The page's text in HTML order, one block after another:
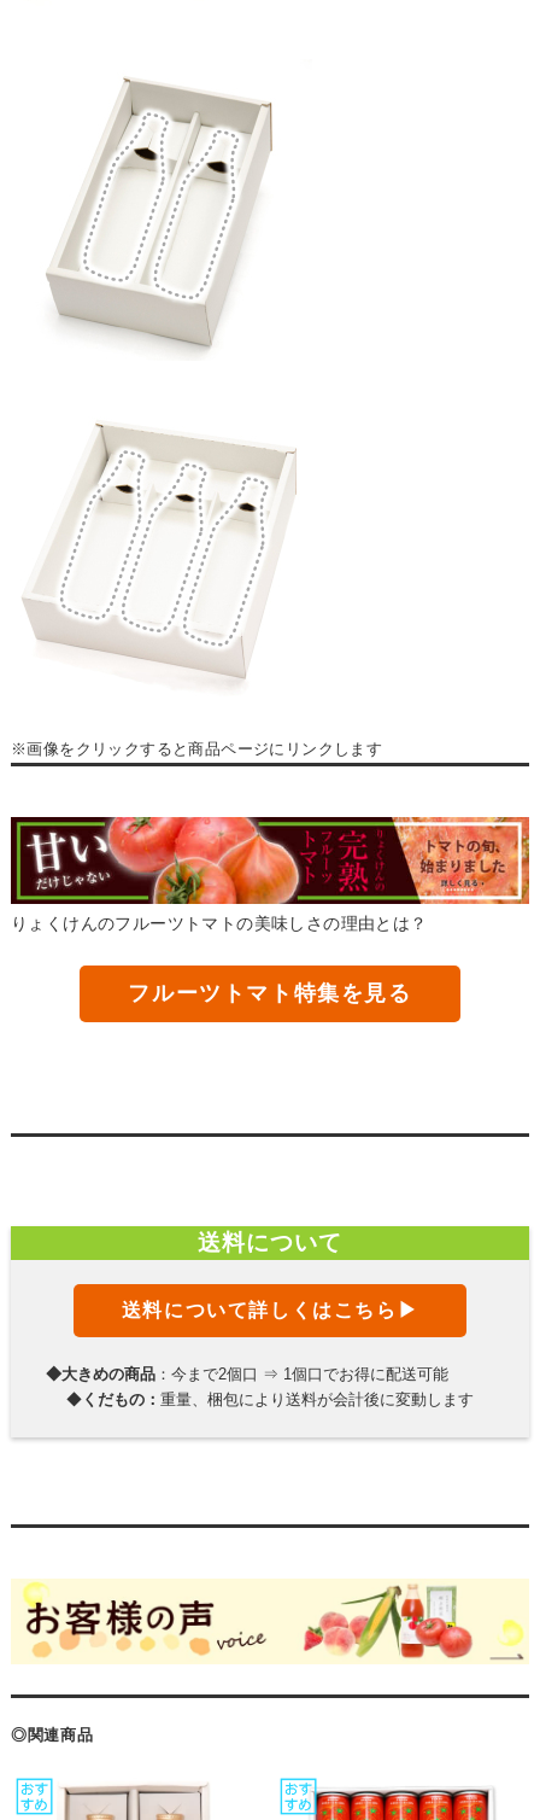
※画像をクリックすると商品ページにリンクします
りょくけんのフルーツトマトの美味しさの理由とは？
フルーツトマト特集を見る
送料について
送料について詳しくはこちら▶
◆大きめの商品：今まで2個口 ⇒ 1個口でお得に配送可能
◆ くだもの： 重量、梱包により送料が会計後に変動します
◎関連商品